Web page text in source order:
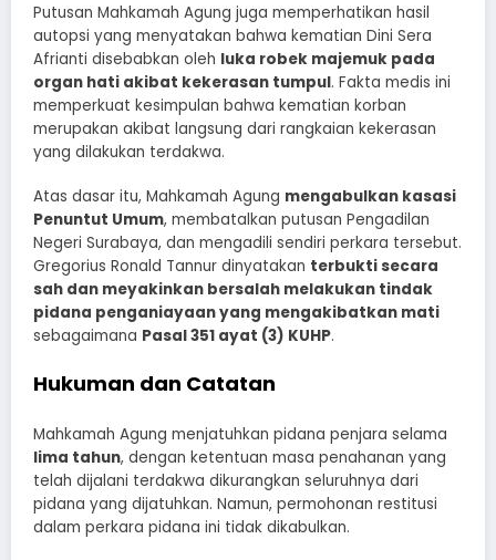
Putusan Mahkamah Agung juga memperhatikan hasil
autopsi yang menyatakan bahwa kematian Dini Sera
Afrianti disebabkan oleh luka robek majemuk pada
organ hati akibat kekerasan tumpul. Fakta medis ini
memperkuat kesimpulan bahwa kematian korban
merupakan akibat langsung dari rangkaian kekerasan
yang dilakukan terdakwa.
Atas dasar itu, Mahkamah Agung mengabulkan kasasi
Penuntut Umum, membatalkan putusan Pengadilan
Negeri Surabaya, dan mengadili sendiri perkara tersebut.
Gregorius Ronald Tannur dinyatakan terbukti secara
sah dan meyakinkan bersalah melakukan tindak
pidana penganiayaan yang mengakibatkan mati
sebagaimana Pasal 351 ayat (3) KUHP.
Hukuman dan Catatan
Mahkamah Agung menjatuhkan pidana penjara selama
lima tahun, dengan ketentuan masa penahanan yang
telah dijalani terdakwa dikurangkan seluruhnya dari
pidana yang dijatuhkan. Namun, permohonan restitusi
dalam perkara pidana ini tidak dikabulkan.